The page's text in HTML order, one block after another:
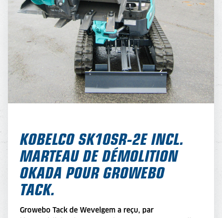
KOBELCO SK10SR-2E INCL.
MARTEAU DE DÉMOLITION
OKADA POUR GROWEBO
TACK.
Growebo Tack de Wevelgem a reçu, par